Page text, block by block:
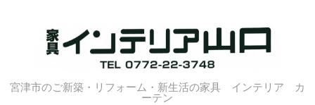
宮津市のご新築・リフォーム・新生活の家具 インテリア カ
ーテン